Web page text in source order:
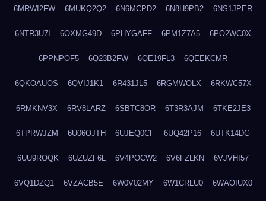
6MRWI2FW 6MUKQ2Q2 6N6MCPD2 6N8H9PB2 6NS1JPER
6NTR3U7I 6OXMG49D 6PHYGAFF 6PM1Z7A5 6PO2WC0X
6PPNPOF5 6Q23B2FW 6QE19FL3 6QEEKCMR
6QKOAUOS 6QVIJ1K1 6R431JL5 6RGMWOLX 6RKWC57X
6RMKNV3X 6RV8LARZ 6SBTC8OR 6T3R3AJM 6TKE2JE3
6TPRWJZM 6U06OJTH 6UJEQ0CF 6UQ42P16 6UTK14DG
6UU9ROQK 6UZUZF6L 6V4POCW2 6V6FZLKN 6VJVHI57
6VQ1DZQ1 6VZACB5E 6W0V02MY 6W1CRLU0 6WAOIUX0